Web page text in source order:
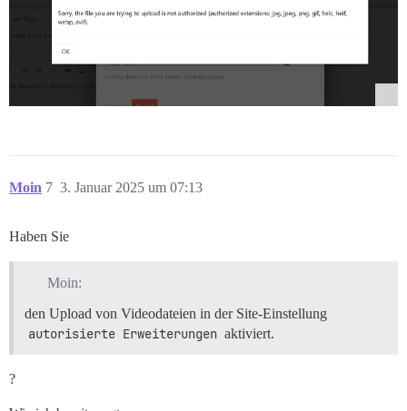
Moin 3. Januar 2025 um 07:13
7
Haben Sie
Moin:
den Upload von Videodateien in der Site-Einstellung
autorisierte Erweiterungen aktiviert.
?